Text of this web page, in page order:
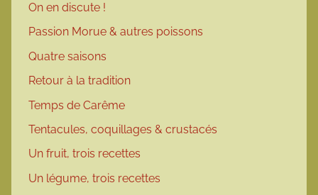
On en discute !
Passion Morue & autres poissons
Quatre saisons
Retour à la tradition
Temps de Carême
Tentacules, coquillages & crustacés
Un fruit, trois recettes
Un légume, trois recettes